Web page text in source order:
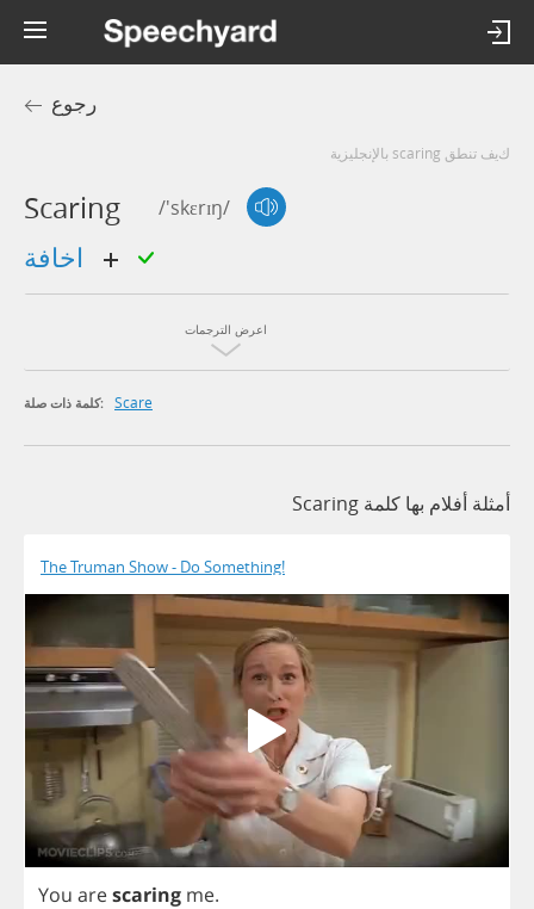
رجوع
كيف تنطق scaring بالإنجليزية
Scaring /'skɛrɪŋ/
اعرض الترجمات
كلمة ذات صلة: Scare
أمثلة أفلام بها كلمة Scaring
The Truman Show - Do Something!
You arescaring me.